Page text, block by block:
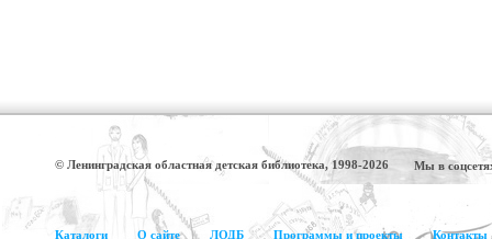
© Ленинградская областная детская библиотека, 1998-2026 Мы в
Каталоги О сайте ЛОДБ Программы и проекты Контакты